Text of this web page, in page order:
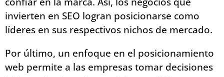
invierten en SEO logran posicionarse como
líderes en sus respectivos nichos de mercado.
Por último, un enfoque en el posicionamiento
web permite a las empresas tomar decisiones